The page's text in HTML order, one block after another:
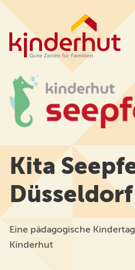
Vorteile
Anspruch
Leistungsfelder
Projektbeispiel
Anspruch
Kita
Düsseldorf
Eine pädagogische
Kinderhut